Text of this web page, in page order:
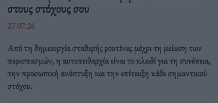
στους στόχους σου
27.07.26
Από τη δημιουργία σταθερής ρουτίνας μέχρι τη μείωση των
περισπασμών, η αυτοπειθαρχία είναι το κλειδί για τη συνέπεια,
την προσωπική ανάπτυξη και την επίτευξη κάθε σημαντικού
στόχου.